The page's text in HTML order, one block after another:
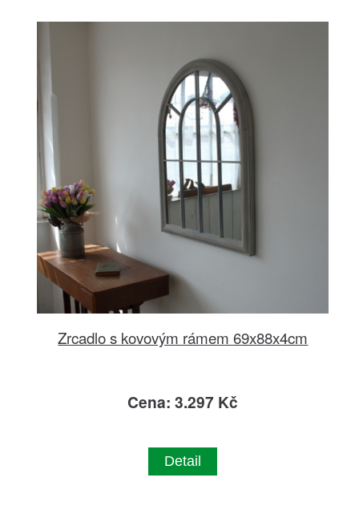
Zrcadlo s kovovým rámem 69x88x4cm
Cena: 3.297 Kč
Detail